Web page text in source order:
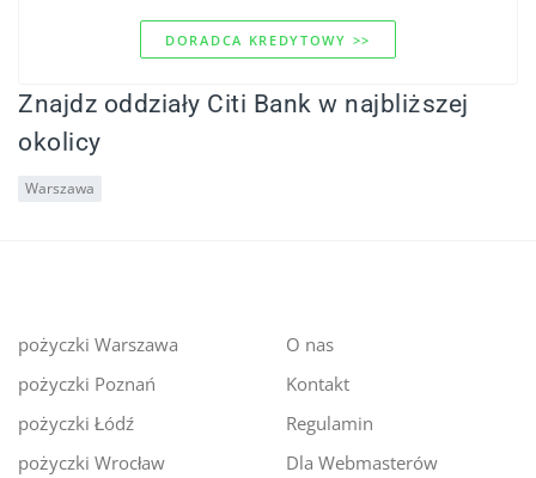
DORADCA KREDYTOWY >>
Znajdz oddziały Citi Bank w najbliższej
okolicy
Warszawa
pożyczki Warszawa
pożyczki Poznań
pożyczki Łódź
pożyczki Wrocław
O nas
Kontakt
Regulamin
Dla Webmasterów